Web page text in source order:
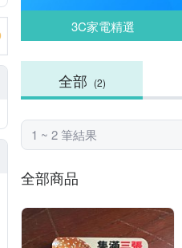
3C家電精選
全部 (2)
1 ~ 2 筆結果
全部商品